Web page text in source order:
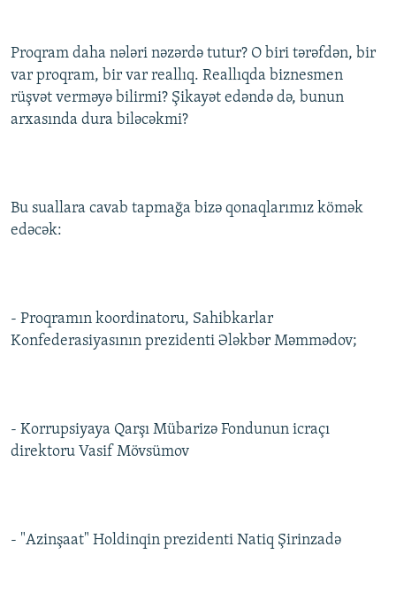
Proqram daha nələri nəzərdə tutur? O biri tərəfdən, bir
var proqram, bir var reallıq. Reallıqda biznesmen
rüşvət verməyə bilirmi? Şikayət edəndə də, bunun
arxasında dura biləcəkmi?
Bu suallara cavab tapmağa bizə qonaqlarımız kömək
edəcək:
- Proqramın koordinatoru, Sahibkarlar
Konfederasiyasının prezidenti Ələkbər Məmmədov;
- Korrupsiyaya Qarşı Mübarizə Fondunun icraçı
direktoru Vasif Mövsümov
- "Azinşaat" Holdinqin prezidenti Natiq Şirinzadə